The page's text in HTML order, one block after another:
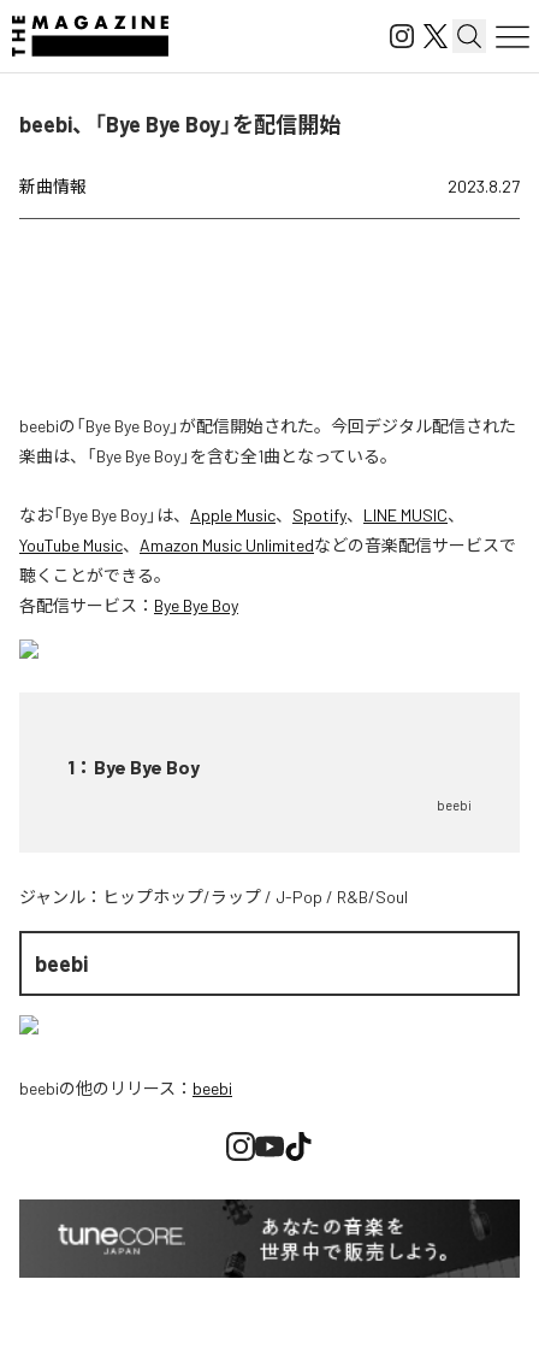
beebi、「Bye Bye Boy」を配信開始
新曲情報 2023.8.27
beebiの「Bye Bye Boy」が配信開始された。今回デジタル配信された
楽曲は、「Bye Bye Boy」を含む全1曲となっている。
なお「Bye Bye Boy」は、 Apple Music、 Spotify、 LINE MUSIC、
YouTube Music、 Amazon Music Unlimitedなどの音楽配信サービスで
聴くことができる。
各配信サービス： Bye Bye Boy
1 ： Bye Bye Boy
beebi
ジャンル： ヒップホップ/ラップ / J-Pop / R&B/Soul
beebi
beebiの他のリリース： beebi